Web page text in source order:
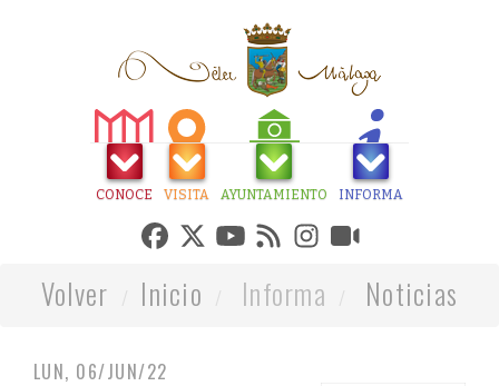
CONOCE VISITA AYUNTAMIENTO INFORMA
Volver Inicio Informa Noticias
LUN, 06/JUN/22